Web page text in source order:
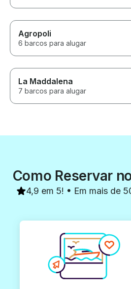
Agropoli
6 barcos para alugar
La Maddalena
7 barcos para alugar
Como Reservar
4,9 em 5! • Em mais de